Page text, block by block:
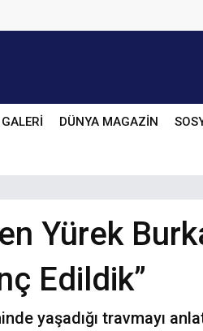
DÜNYA MAGAZİN
Yürek
Edildik”
yaşadığı travmayı